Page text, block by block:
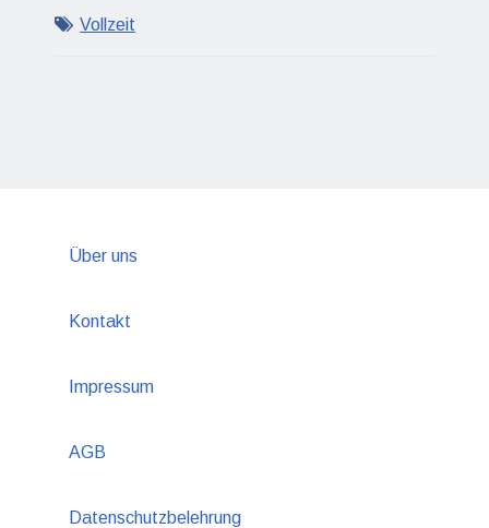
Vollzeit
Über uns
Kontakt
Impressum
AGB
Datenschutzbelehrung